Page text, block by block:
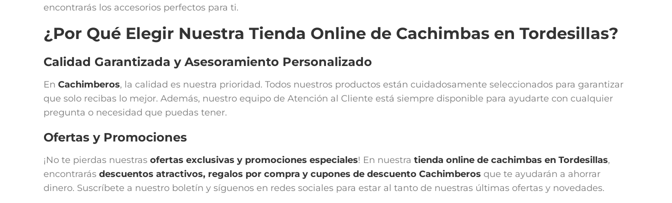
encontrarás los accesorios perfectos para ti.
¿Por Qué Elegir Nuestra Tienda Online de Cachimbas en Tordesillas?
Calidad Garantizada y Asesoramiento Personalizado
En Cachimberos, la calidad es nuestra prioridad. Todos nuestros productos están cuidadosamente seleccionados para garantizar
que solo recibas lo mejor. Además, nuestro equipo de Atención al Cliente está siempre disponible para ayudarte con cualquier
pregunta o necesidad que puedas tener.
Ofertas y Promociones
¡No te pierdas nuestras ofertas exclusivas y promociones especiales! En nuestra tienda online de cachimbas en Tordesillas,
encontrarás descuentos atractivos, regalos por compra y cupones de descuento Cachimberos que te ayudarán a ahorrar
dinero. Suscríbete a nuestro boletín y síguenos en redes sociales para estar al tanto de nuestras últimas ofertas y novedades.